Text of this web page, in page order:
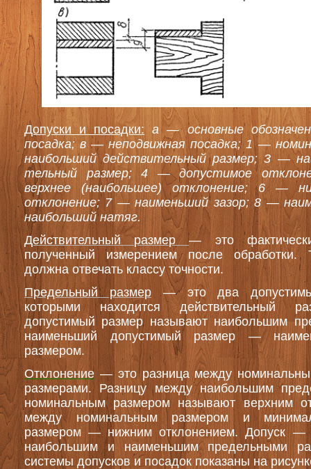
Допуски и посадки:
а — основные
посадка; в — неподвижная посадка; 1 —
наибольший действительный размер; 3 —
тельный размер; 4 — допустимое
верхнее (наибольшее) отклонение; 6 —
отклонение; 7 — наименьший зазор; 8 —
наибольший натяг.
Действительный размер
— это
полученный измерением после обработки.
должна отвечать классу точности.
Предельный размер
— это два
которыми находится действительный
допустимый размер называют наибольшим
наименьший допустимый размер —
размером.
Отклонение — это разница между
размерами. Разницу между наибольшим
номинальным размером называют верхним
между номинальным размером и
размером — нижним отклонением. Допуск —
наибольшим и наименьшим предельными
системы допусков и посадок показаны на